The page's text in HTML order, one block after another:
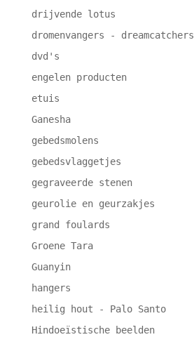
drijvende lotus
dromenvangers - dreamcatchers
dvd's
engelen producten
etuis
Ganesha
gebedsmolens
gebedsvlaggetjes
gegraveerde stenen
geurolie en geurzakjes
grand foulards
Groene Tara
Guanyin
hangers
heilig hout - Palo Santo
Hindoeïstische beelden